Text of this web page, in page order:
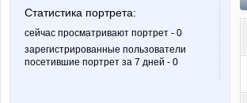
Статистика портрета:
сейчас просматривают портрет - 0
зарегистрированные пользователи
посетившие портрет за 7 дней - 0